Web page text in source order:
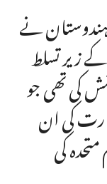
ہندوستان نے
5 اگست 2019ء کو ہندوستان کے زیر تسلط
کی تھی جو
کی ان
کی